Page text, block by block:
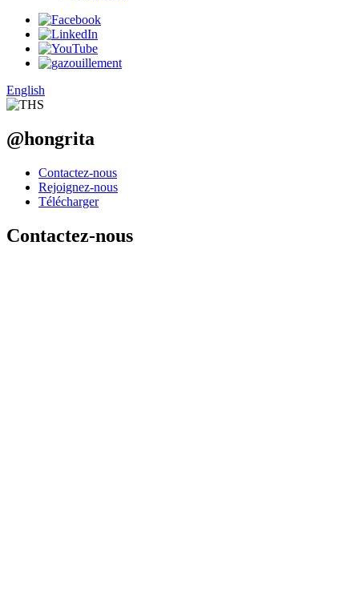
English
@hongrita
Contactez-nous
Rejoignez-nous
Télécharger
Contactez-nous